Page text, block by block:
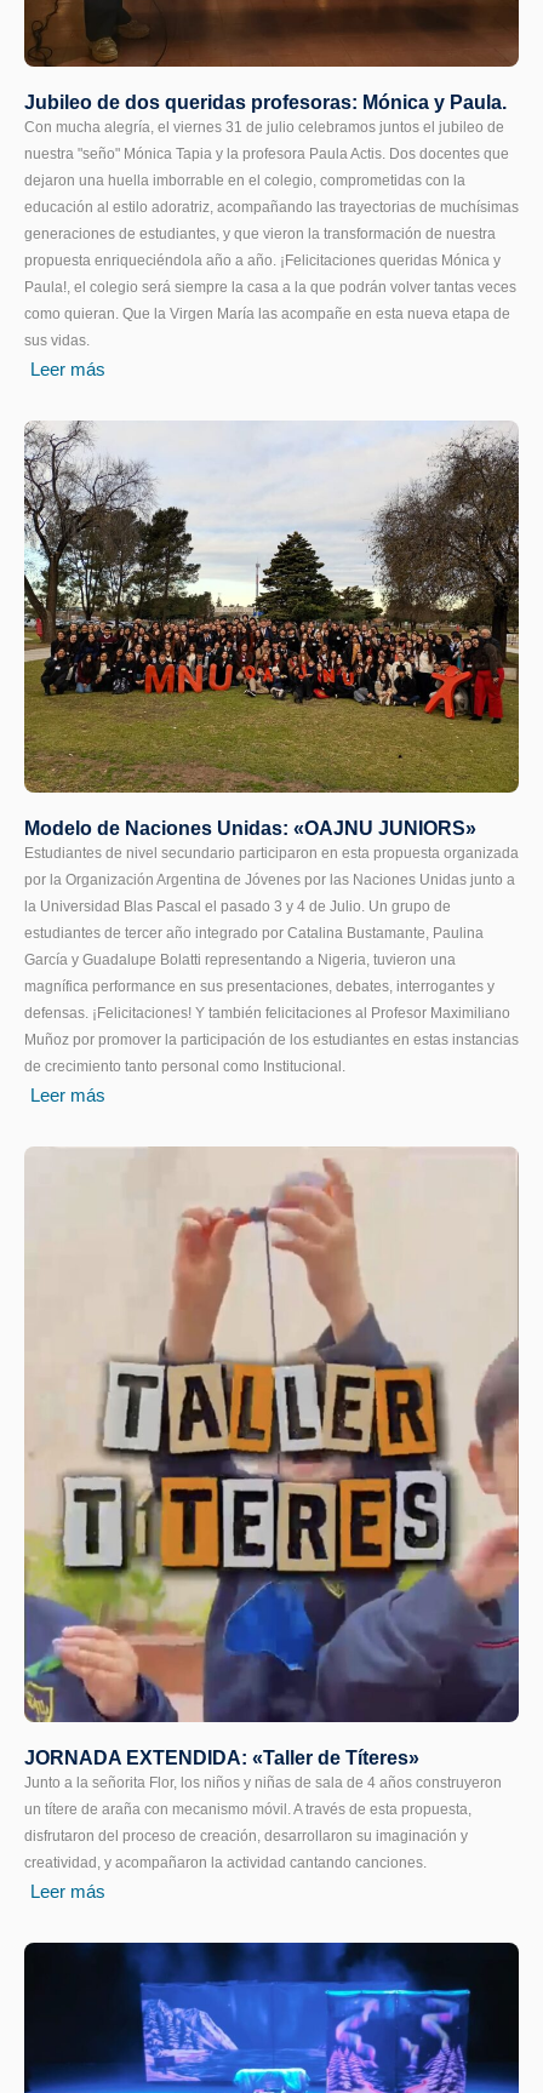
Jubileo de dos queridas profesoras: Mónica y Paula.
Con mucha alegría, el viernes 31 de julio celebramos juntos el jubileo de
nuestra "seño" Mónica Tapia y la profesora Paula Actis. Dos docentes que
dejaron una huella imborrable en el colegio, comprometidas con la
educación al estilo adoratriz, acompañando las trayectorias de muchísimas
generaciones de estudiantes, y que vieron la transformación de nuestra
propuesta enriqueciéndola año a año. ¡Felicitaciones queridas Mónica y
Paula!, el colegio será siempre la casa a la que podrán volver tantas veces
como quieran. Que la Virgen María las acompañe en esta nueva etapa de
sus vidas.
Leer más
Modelo de Naciones Unidas: «OAJNU JUNIORS»
Estudiantes de nivel secundario participaron en esta propuesta organizada
por la Organización Argentina de Jóvenes por las Naciones Unidas junto a
la Universidad Blas Pascal el pasado 3 y 4 de Julio. Un grupo de
estudiantes de tercer año integrado por Catalina Bustamante, Paulina
García y Guadalupe Bolatti representando a Nigeria, tuvieron una
magnífica performance en sus presentaciones, debates, interrogantes y
defensas. ¡Felicitaciones! Y también felicitaciones al Profesor Maximiliano
Muñoz por promover la participación de los estudiantes en estas instancias
de crecimiento tanto personal como Institucional.
Leer más
JORNADA EXTENDIDA: «Taller de Títeres»
Junto a la señorita Flor, los niños y niñas de sala de 4 años construyeron
un títere de araña con mecanismo móvil. A través de esta propuesta,
disfrutaron del proceso de creación, desarrollaron su imaginación y
creatividad, y acompañaron la actividad cantando canciones.
Leer más